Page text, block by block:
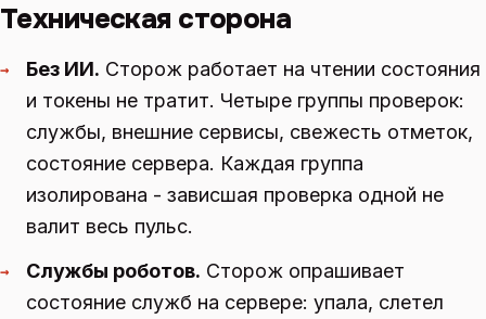
Техническая сторона
→ Без ИИ. Сторож работает на чтении состояния
и токены не тратит. Четыре группы проверок:
службы, внешние сервисы, свежесть отметок,
состояние сервера. Каждая группа
изолирована - зависшая проверка одной не
валит весь пульс.
→ Службы роботов. Сторож опрашивает
состояние служб на сервере: упала, слетел